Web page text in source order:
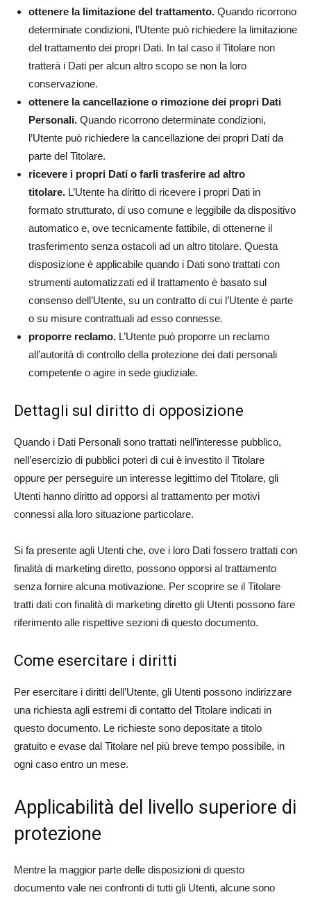
ottenere la limitazione del trattamento. Quando ricorrono
determinate condizioni, l’Utente può richiedere la limitazione
del trattamento dei propri Dati. In tal caso il Titolare non
tratterà i Dati per alcun altro scopo se non la loro
conservazione.
ottenere la cancellazione o rimozione dei propri Dati
Personali. Quando ricorrono determinate condizioni,
l’Utente può richiedere la cancellazione dei propri Dati da
parte del Titolare.
ricevere i propri Dati o farli trasferire ad altro
titolare. L’Utente ha diritto di ricevere i propri Dati in
formato strutturato, di uso comune e leggibile da dispositivo
automatico e, ove tecnicamente fattibile, di ottenerne il
trasferimento senza ostacoli ad un altro titolare. Questa
disposizione è applicabile quando i Dati sono trattati con
strumenti automatizzati ed il trattamento è basato sul
consenso dell’Utente, su un contratto di cui l’Utente è parte
o su misure contrattuali ad esso connesse.
proporre reclamo. L’Utente può proporre un reclamo
all’autorità di controllo della protezione dei dati personali
competente o agire in sede giudiziale.
Dettagli sul diritto di opposizione
Quando i Dati Personali sono trattati nell’interesse pubblico,
nell’esercizio di pubblici poteri di cui è investito il Titolare
oppure per perseguire un interesse legittimo del Titolare, gli
Utenti hanno diritto ad opporsi al trattamento per motivi
connessi alla loro situazione particolare.
Si fa presente agli Utenti che, ove i loro Dati fossero trattati con
finalità di marketing diretto, possono opporsi al trattamento
senza fornire alcuna motivazione. Per scoprire se il Titolare
tratti dati con finalità di marketing diretto gli Utenti possono fare
riferimento alle rispettive sezioni di questo documento.
Come esercitare i diritti
Per esercitare i diritti dell’Utente, gli Utenti possono indirizzare
una richiesta agli estremi di contatto del Titolare indicati in
questo documento. Le richieste sono depositate a titolo
gratuito e evase dal Titolare nel più breve tempo possibile, in
ogni caso entro un mese.
Applicabilità del livello superiore di
protezione
Mentre la maggior parte delle disposizioni di questo
documento vale nei confronti di tutti gli Utenti, alcune sono